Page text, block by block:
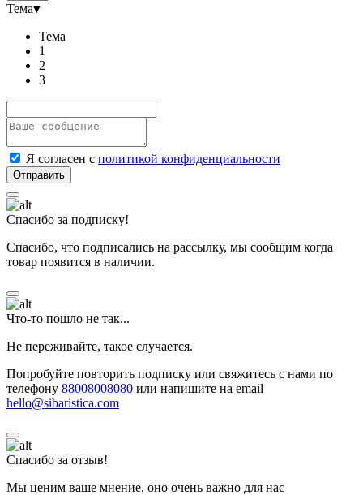
Тема▾
Тема
1
2
3
Я согласен с политикой конфиденциальности
Спасибо за подписку!
Спасибо, что подписались на рассылку, мы сообщим когда
товар появится в наличии.
Что-то пошло не так...
Не переживайте, такое случается.
Попробуйте повторить подписку или свяжитесь с нами по
телефону 88008008080 или напишите на email
hello@sibaristica.com
Спасибо за отзыв!
Мы ценим ваше мнение, оно очень важно для нас